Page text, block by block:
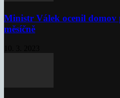
Ministr Válek ocenil domov
měsíčně